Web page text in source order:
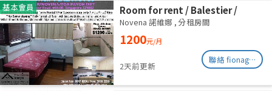
基本會員
Room for rent / Balestier /
Common room / 1pax stay /
Available Immediately
Novena 諾維娜 , 分租房間
1200元/月
2天前更新
聯絡 fionag@transinex.com.sg